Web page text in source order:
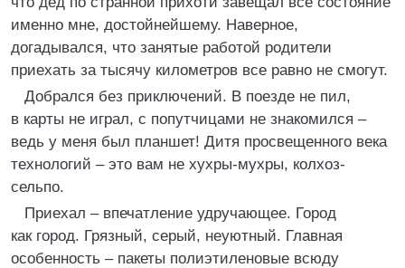
именно мне, достойнейшему. Наверное,
догадывался, что занятые работой родители
приехать за тысячу километров все равно не смогут.
Добрался без приключений. В поезде не пил,
в карты не играл, с попутчицами не знакомился –
ведь у меня был планшет! Дитя просвещенного века
технологий – это вам не хухры-мухры, колхоз-
сельпо.
Приехал – впечатление удручающее. Город
как город. Грязный, серый, неуютный. Главная
особенность – пакеты полиэтиленовые всюду